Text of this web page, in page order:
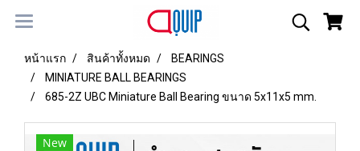
หน้าแรก สินค้าทั้งหมด
BEARINGS
MINIATURE BALL BEARINGS
685-2Z UBC Miniature Ball Bearing ขนาด 5x11x5 mm.
New